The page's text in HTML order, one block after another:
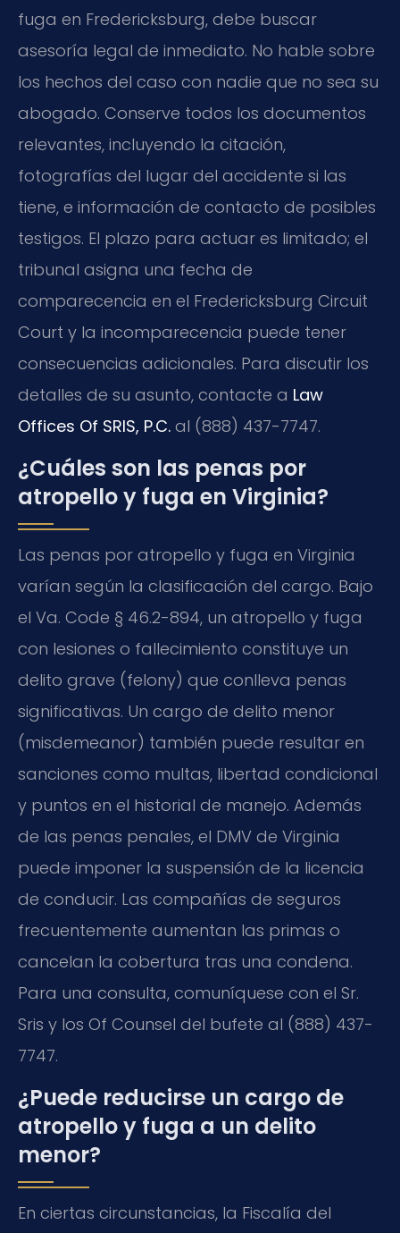
fuga en Fredericksburg, debe buscar
asesoría legal de inmediato. No hable sobre
los hechos del caso con nadie que no sea su
abogado. Conserve todos los documentos
relevantes, incluyendo la citación,
fotografías del lugar del accidente si las
tiene, e información de contacto de posibles
testigos. El plazo para actuar es limitado; el
tribunal asigna una fecha de
comparecencia en el Fredericksburg Circuit
Court y la incomparecencia puede tener
consecuencias adicionales. Para discutir los
detalles de su asunto, contacte a Law
Offices Of SRIS, P.C. al (888) 437-7747.
¿Cuáles son las penas por
atropello y fuga en Virginia?
Las penas por atropello y fuga en Virginia
varían según la clasificación del cargo. Bajo
el Va. Code § 46.2-894, un atropello y fuga
con lesiones o fallecimiento constituye un
delito grave (felony) que conlleva penas
significativas. Un cargo de delito menor
(misdemeanor) también puede resultar en
sanciones como multas, libertad condicional
y puntos en el historial de manejo. Además
de las penas penales, el DMV de Virginia
puede imponer la suspensión de la licencia
de conducir. Las compañías de seguros
frecuentemente aumentan las primas o
cancelan la cobertura tras una condena.
Para una consulta, comuníquese con el Sr.
Sris y los Of Counsel del bufete al (888) 437-
7747.
¿Puede reducirse un cargo de
atropello y fuga a un delito
menor?
En ciertas circunstancias, la Fiscalía del